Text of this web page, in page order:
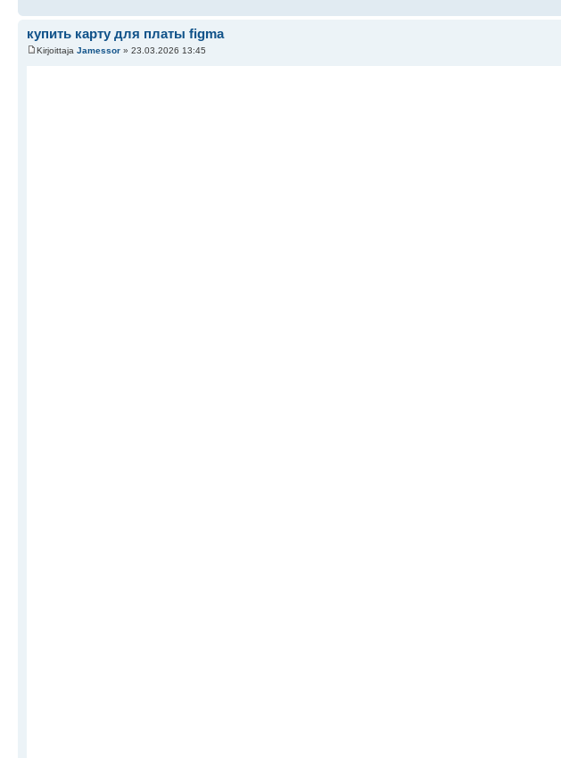
купить карту для платы figma
Kirjoittaja Jamessor » 23.03.2026 13:45